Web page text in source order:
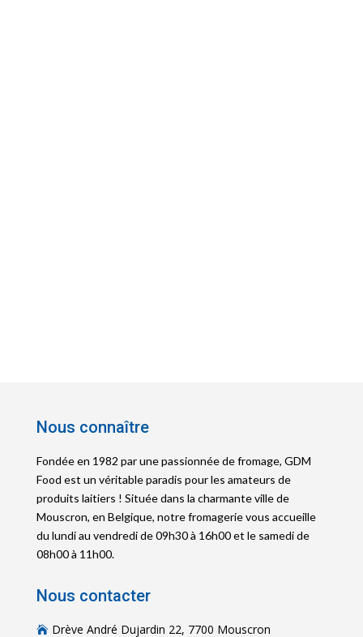
Nous connaître
Fondée en 1982 par une passionnée de fromage, GDM
Food est un véritable paradis pour les amateurs de
produits laitiers ! Située dans la charmante ville de
Mouscron, en Belgique, notre fromagerie vous accueille
du lundi au vendredi de 09h30 à 16h00 et le samedi de
08h00 à 11h00.
Nous contacter
 Drève André Dujardin 22, 7700 Mouscron